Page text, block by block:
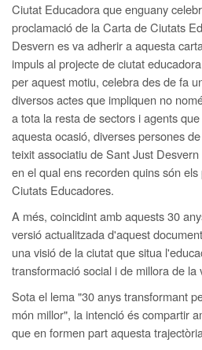
Ciutat Educadora que enguany
proclamació de la Carta de Ciutats
Desvern es va adherir a aquesta
impuls al projecte de ciutat
per aquest motiu, celebra des de fa
diversos actes que impliquen no
a tota la resta de sectors i agents
aquesta ocasió, diverses persones
teixit associatiu de Sant Just
en el qual ens recorden quins són
Ciutats Educadores.
A més, coincidint amb aquests 30
versió actualitzada d'aquest
una visió de la ciutat que situa
transformació social i de millora de la
Sota el lema "30 anys transformant
món millor", la intenció és compartir
que en formen part aquesta